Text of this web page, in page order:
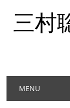
三村
Main
MENU